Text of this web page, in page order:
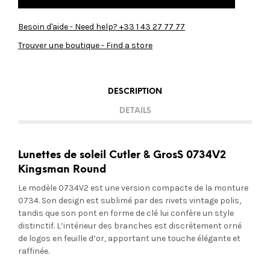
Besoin d'aide - Need help? +33 1 43 27 77 77
Trouver une boutique - Find a store
DESCRIPTION
DETAILS
Lunettes de soleil Cutler & GrosS 0734V2
Kingsman Round
Le modèle 0734V2 est une version compacte de la monture
0734. Son design est sublimé par des rivets vintage polis,
tandis que son pont en forme de clé lui confère un style
distinctif. L’intérieur des branches est discrètement orné
de logos en feuille d’or, apportant une touche élégante et
raffinée.